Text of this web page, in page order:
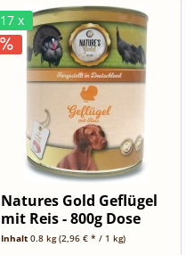
17 x
Natures Gold Geflügel
mit Reis - 800g Dose
Inhalt 0.8 kg(2,96 € * / 1 kg)